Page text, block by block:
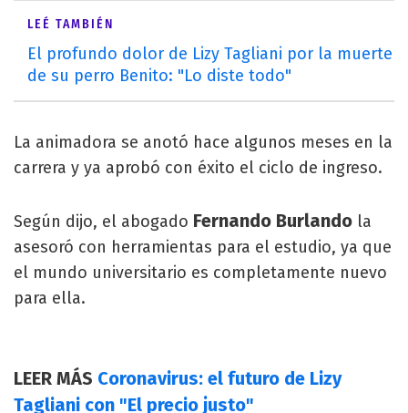
LEÉ TAMBIÉN
El profundo dolor de Lizy Tagliani por la muerte
de su perro Benito: "Lo diste todo"
La animadora se anotó hace algunos meses en la
carrera y ya aprobó con éxito el ciclo de ingreso.
Según dijo, el abogado Fernando Burlando la
asesoró con herramientas para el estudio, ya que
el mundo universitario es completamente nuevo
para ella.
LEER MÁS Coronavirus: el futuro de Lizy
Tagliani con "El precio justo"